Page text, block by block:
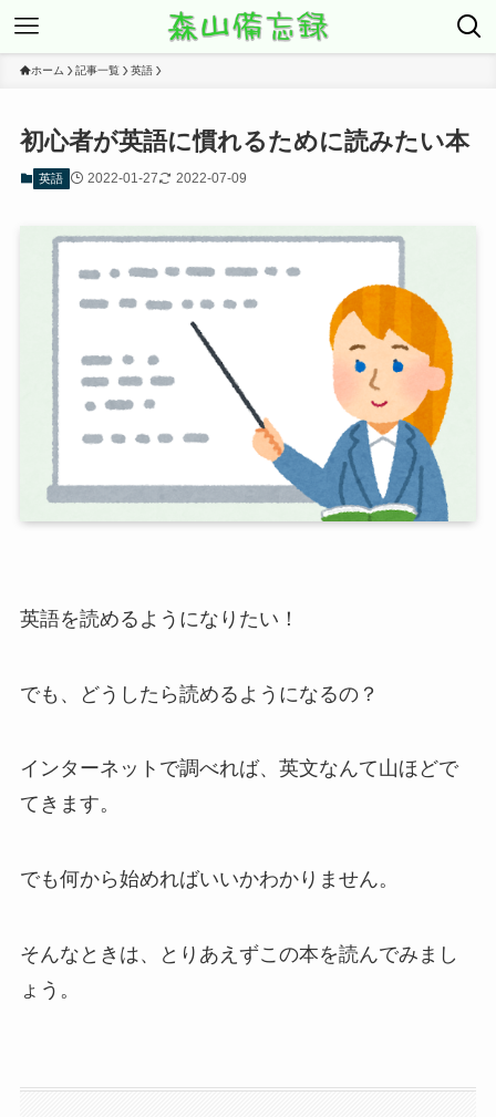
ホーム 記事一覧 英語
初心者が英語に慣れるために読みたい本
英語 2022-01-27 2022-07-09
英語を読めるようになりたい！
でも、どうしたら読めるようになるの？
インターネットで調べれば、英文なんて山ほどで
てきます。
でも何から始めればいいかわかりません。
そんなときは、とりあえずこの本を読んでみまし
ょう。